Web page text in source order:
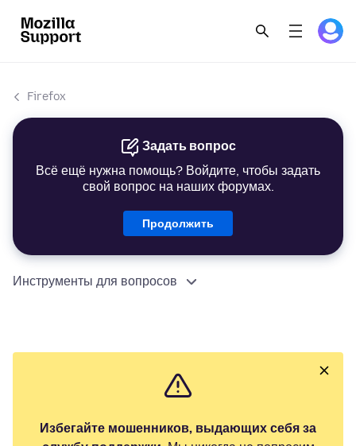
Firefox
Задать вопрос
Всё ещё нужна помощь? Войдите, чтобы задать
свой вопрос на наших форумах.
Продолжить
Инструменты для вопросов
Избегайте мошенников, выдающих себя за